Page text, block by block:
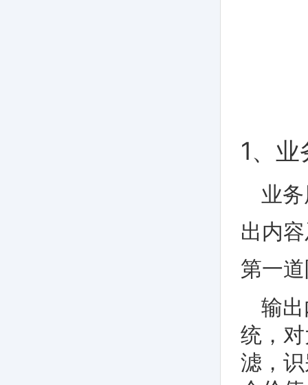
1、
业
出内
第一
输
统，
滤，